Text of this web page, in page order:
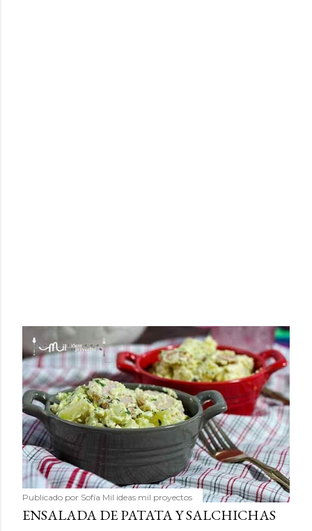
Publicado por Sofía Mil ideas mil proyectos
ENSALADA DE PATATA Y SALCHICHAS